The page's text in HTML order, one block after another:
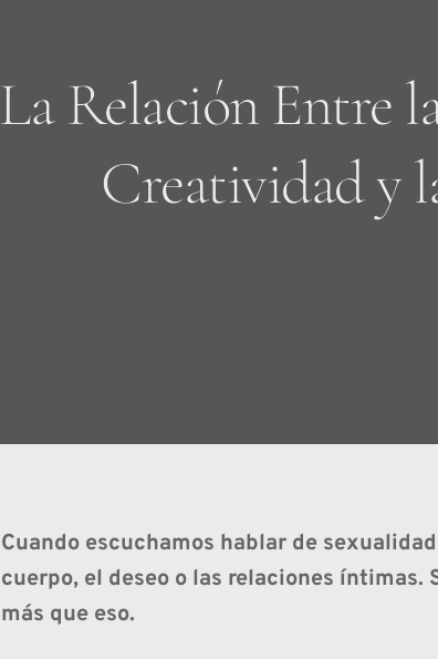
La Relación Entre
Creatividad y
Cuando escuchamos hablar de
cuerpo, el deseo o las relaciones íntimas.
más que eso.